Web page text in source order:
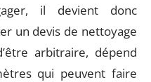
il devient donc
un devis de nettoyage
arbitraire, dépend
qui peuvent faire